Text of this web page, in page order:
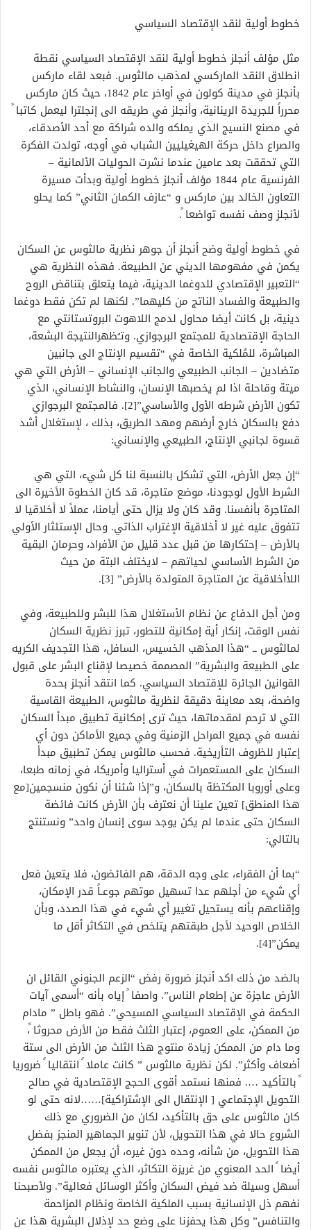
خطوط أولية لنقد الإقتصاد السياسي
مثل مؤلف أنجلز خطوط أولية لنقد الإقتصاد السياسي نقطة
انطلاق النقد الماركسي لمذهب مالثوس. فبعد لقاء ماركس
بأنجلز في مدينة كولون في أواخر عام 1842، حيث كان ماركس
محرراً للجريدة الرينانية، وأنجلز في طريقه الى إنجلترا ليعمل كاتبا ً
في مصنع النسيج الذي يملكه والده شراكة مع أحد الأصدقاء،
والصراع داخل حركة الهيغيليين الشباب في أوجه، تولدت الفكرة
التي تحققت بعد عامين عندما نشرت الحوليات الألمانية –
الفرنسية عام 1844 مؤلف أنجلز خطوط أولية وبدأت مسيرة
التعاون الخالد بين ماركس و “عازف الكمان الثاني” كما يحلو
لأنجلز وصف نفسه تواضعا ً.
في خطوط أولية وضح أنجلز أن جوهر نظرية مالثوس عن السكان
يكمن في مفهومها الديني عن الطبيعة. فهذه النظرية هي
“التعبير الإقتصادي للدوغما الدينية، فيما يتعلق بتناقض الروح
والطبيعة والفساد الناتج من كليهما”. لكنها لم تكن فقط دوغما
دينية، بل كانت أيضا محاول لدمج اللاهوت البروتستانتي مع
الحاجة الإقتصادية للمجتمع البرجوازي. وتـُظهرالنتيجة البشعة،
المباشرة، للمُلكية الخاصة في “تقسيم الإنتاج الى جانبين
متضادين – الجانب الطبيعي والجانب الإنساني – الأرض التي هي
ميتة وقاحلة اذا لم يخصبها الإنسان، والنشاط الإنساني، الذي
تكون الأرض شرطه الأول والأساسي”[2]. فالمجتمع البرجوازي
دفع بالسكان خارج أرضهم ومهد الطريق، بذلك ، لإستغلال أشد
قسوة لجانبي الإنتاج، الطبيعي والإنساني:
“إن جعل الأرض، التي تشكل بالنسبة لنا كل شيء، التي هي
الشرط الأول لوجودنا، موضع متاجرة، قد كان الخطوة الأخيرة الى
المتاجرة بأنفسنا. وقد كان ولا يزال حتى أيامنا، عملاً لا أخلاقيا لا
تتفوق عليه غير لا أخلاقية الإغتراب الذاتي. وحال الإستئثار الأولي
بالأرض – إحتكارها من قبل عدد قليل من الأفراد، وحرمان البقية
من الشرط الأساسي لحياتهم – لايختلف البتة من حيث
اللاأخلاقية عن المتاجرة المتولدة بالأرض” [3].
ومن أجل الدفاع عن نظام الأستغلال هذا للبشر وللطبيعة، وفي
نفس الوقت، إنكار أية إمكانية للتطور، تبرز نظرية السكان
لمالثوس ــ “هذا المذهب الخسيس، السافل، هذا التجديف الكريه
على الطبيعة والبشرية” المصممة خصيصا لإقناع البشر على قبول
القوانين الجائرة للإقتصاد السياسي. كما انتقد أنجلز بحدة
واضحة، بعد معاينة دقيقة لنظرية مالثوس، الطبيعة القاسية
التي لا ترحم لمقدماتها، حيث ترى إمكانية تطبيق مبدأ السكان
نفسه في جميع المراحل الزمنية وفي جميع الأماكن دون أي
إعتبار للظروف التأريخية. فحسب مالثوس يمكن تطبيق مبدأ
السكان على المستعمرات في أستراليا وأمريكا، في زمانه طبعا،
وعلى أوروبا المكتظة بالسكان، و”إذا شئنا أن نكون منسجمين[مع
هذا المنطق] تعين علينا أن نعترف بأن الأرض كانت فائضة
السكان حتى عندما لم يكن يوجد سوى إنسان واحد” ونستنتج
بالتالي:
“بما أن الفقراء، على وجه الدقة، هم الفائضون، فلا يتعين فعل
أي شيء من أجلهم عدا تسهيل موتهم جوعـاً قدر الإمكان،
وإقناعهم بأنه يستحيل تغيير أي شيء في هذا الصدد، وبأن
الخلاص الوحيد لأجل طبقتهم يتلخص في التكاثر أقل ما
يمكن”[4].
بالضد من ذلك اكد أنجلز ضرورة رفض “الزعم الجنوني القائل ان
الأرض عاجزة عن إطعام الناس”. واصفا ً إياه بأنه “أسمى آيات
الحكمة في الإقتصاد السياسي المسيحي”. فهو باطل ” مادام
من الممكن، على العموم، إعتبار الثلث فقط من الأرض محروثا ً،
وما دام من الممكن زيادة منتوج هذا الثلث من الأرض الى ستة
أضعاف وأكثر”. لكن نظرية مالثوس ” كانت عاملا ً انتقاليا ً ضروريا
ً بالتأكيد …. فمنها نستمد أقوى الحجج الإقتصادية في صالح
التحويل الإجتماعي [ الإنتقال الى الإشتراكية]……لانه حتى لو
كان مالثوس على حق بالتأكيد، لكان من الضروري مع ذلك
الشروع حالا في هذا التحويل، لأن تنوير الجماهير المنجز بفضل
هذا التحويل، من شأنه، وحده دون غيره، أن يجعل من الممكن
أيضا ً الحد المعنوي من غريزة التكاثر، الذي يعتبره مالثوس نفسه
أسهل وسيلة ضد فيض السكان وأكثر الوسائل فعالية”. ولأصبحنا
نفهم ذل الإنسانية بسبب الملكية الخاصة ونظام المزاحمة
والتنافس” وكل هذا يحفزنا على وضع حد لإذلال البشرية هذا عن